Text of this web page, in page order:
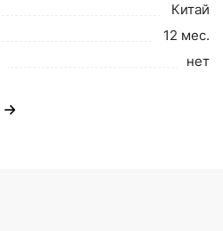
Китай
12 мес.
нет